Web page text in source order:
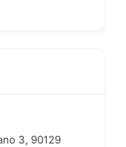
3, 90129